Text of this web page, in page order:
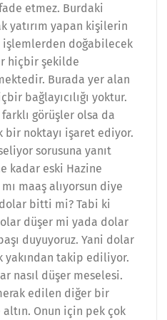
etmez. Burdaki
yatırım yapan kişilerin
işlemlerden doğabilecek
hiçbir şekilde
Burada yer alan
bağlayıcılığı yoktur.
görüşler olsa da
bir noktayı işaret ediyor.
sorusuna yanıt
kadar eski Hazine
maaş alıyorsun diye
bitti mi? Tabi ki
düşer mi yada dolar
duyuyoruz. Yani dolar
yakından takip ediliyor.
nasıl düşer meselesi.
edilen diğer bir
altın. Onun için pek çok